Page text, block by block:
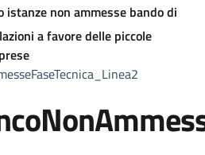
istanze non ammesse bando di
a favore delle piccole